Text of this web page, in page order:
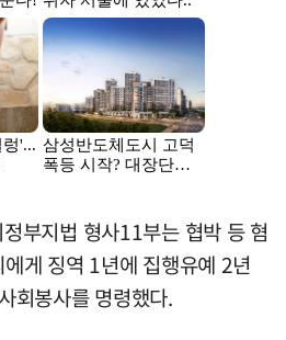
부지법 형사11부는 협박 등 혐
게 징역 1년에 집행유예 2년
회봉사를 명령했다.